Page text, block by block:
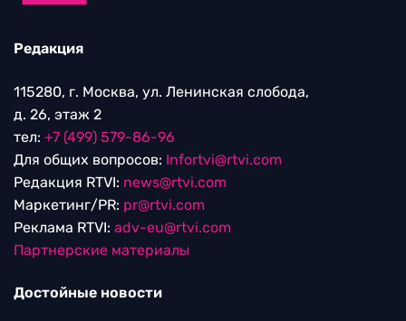
Редакция
115280, г. Москва, ул. Ленинская слобода,
д. 26, этаж 2
тел: +7 (499) 579-86-96
Для общих вопросов: Infortvi@rtvi.com
Редакция RTVI: news@rtvi.com
Маркетинг/PR: pr@rtvi.com
Реклама RTVI: adv-eu@rtvi.com
Партнерские материалы
Достойные новости